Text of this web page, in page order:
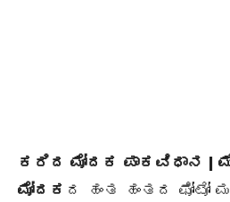
ಕರಿದ ಮೋದಕ ಪಾಕವಿಧಾನ |
ಮೋದಕ ದ ಹಂತ ಹಂತದ ಫೋಟೋ